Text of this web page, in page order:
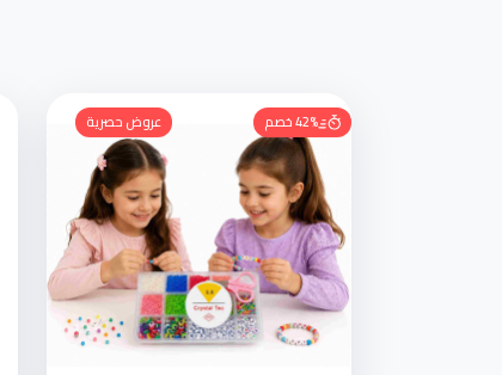
42% خصم عروض حصرية